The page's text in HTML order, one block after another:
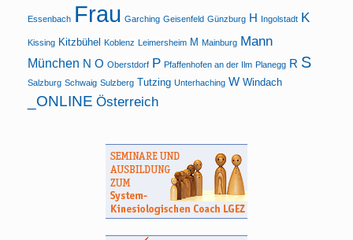
Essenbach Frau Garching Geisenfeld Günzburg H Ingolstadt K
Kissing Kitzbühel Koblenz Leimersheim M Mainburg Mann
München N O Oberstdorf P Pfaffenhofen an der Ilm Planegg R S
Salzburg Schwaig Sulzberg Tutzing Unterhaching W Windach
_ONLINE Österreich